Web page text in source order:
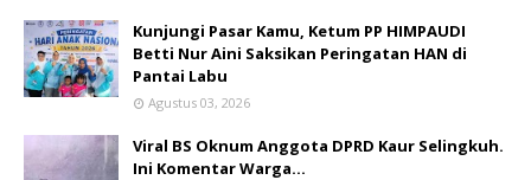
Kunjungi Pasar Kamu, Ketum PP HIMPAUDI
Betti Nur Aini Saksikan Peringatan HAN di
Pantai Labu
Agustus 03, 2026
Viral BS Oknum Anggota DPRD Kaur Selingkuh.
Ini Komentar Warga…